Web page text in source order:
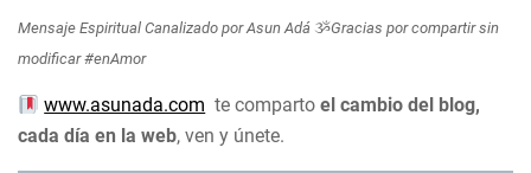
Mensaje Espiritual Canalizado por Asun Adá ૐGracias por compartir sin
modificar #enAmor
www.asunada.com te compartoel cambio del blog,
cada día en la web, ven y únete.